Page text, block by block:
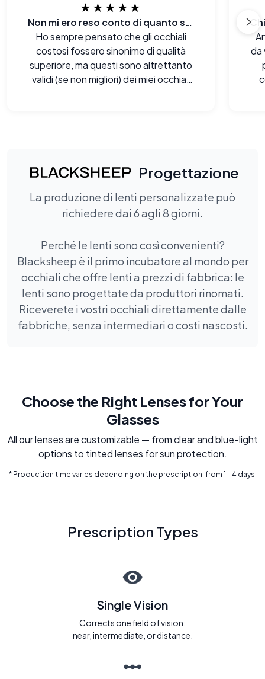
★★★★★
Non mi ero reso conto di quanto stessi pagando in più prima.
Ho sempre pensato che gli occhiali
costosi fossero sinonimo di qualità
superiore, ma questi sono altrettanto
validi (se non migliori) dei miei occhiali
da
Progettazione
La produzione di lenti personalizzate può
richiedere dai 6 agli 8 giorni.
Perché le lenti sono così convenienti?
Blacksheep è il primo incubatore al mondo per
occhiali che offre lenti a prezzi di fabbrica: le
lenti sono progettate da produttori rinomati.
Riceverete i vostri occhiali direttamente dalle
fabbriche, senza intermediari o costi nascosti.
Choose the Right Lenses for Your
Glasses
All our lenses are customizable — from clear and blue-light
options to tinted lenses for sun protection.
* Production time varies depending on the prescription, from 1 - 4 days.
Prescription Types
Single Vision
Corrects one field of vision:
near, intermediate, or distance.